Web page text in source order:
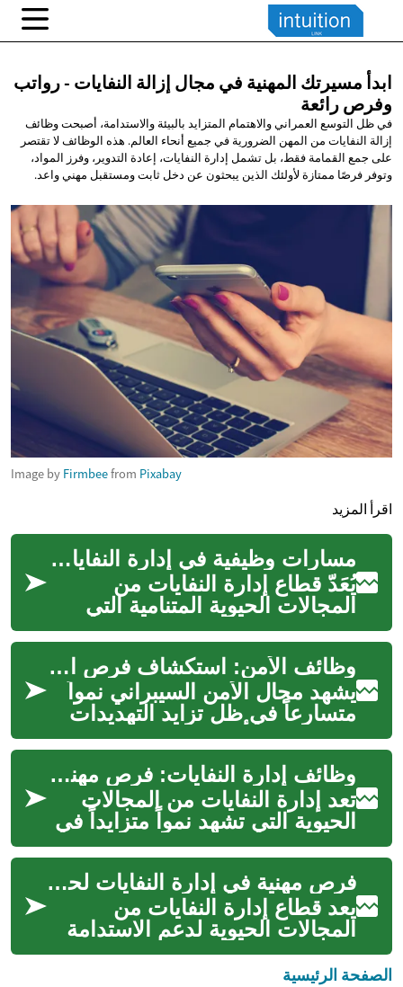
ابدأ مسيرتك المهنية في مجال إزالة النفايات - رواتب
وفرص رائعة
في ظل التوسع العمراني والاهتمام المتزايد بالبيئة والاستدامة، أصبحت وظائف
إزالة النفايات من المهن الضرورية في جميع أنحاء العالم. هذه الوظائف لا تقتصر
على جمع القمامة فقط، بل تشمل إدارة النفايات، إعادة التدوير، وفرز المواد،
وتوفر فرصًا ممتازة لأولئك الذين يبحثون عن دخل ثابت ومستقبل مهني واعد.
Image by Firmbeefrom Pixabay
اقرأ المزيد
مسارات وظيفية في إدارة النفايات والاستدامة البيئية
يُعَدّ قطاع إدارة النفايات من
المجالات الحيوية المتنامية التي
تدمج بين التكنولوجيا والاستدامة.
يفتح المجال أبواباً مه...
وظائف الأمن: استكشاف فرص العمل في مجال الأمن السيبراني
يشهد مجال الأمن السيبراني نمواً
متسارعاً في ظل تزايد التهديدات
الإلكترونية وأهمية حماية البيانات
والأنظمة الرقمية. يو...
وظائف إدارة النفايات: فرص مهنية في مجال البيئة والاستدامة
تعد إدارة النفايات من المجالات
الحيوية التي تشهد نمواً متزايداً في
ظل الاهتمام العالمي بقضايا البيئة
والاستدامة. توفر...
فرص مهنية في إدارة النفايات لحماية البيئة
يعد قطاع إدارة النفايات من
المجالات الحيوية لدعم الاستدامة
وحماية البيئة، ويقدّم مسارات
مهنية متنوعة تبدأ من العمل ال...
الصفحة الرئيسية